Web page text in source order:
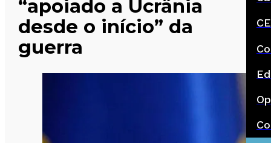
“apoiado a Ucrânia
desde o início” da
guerra